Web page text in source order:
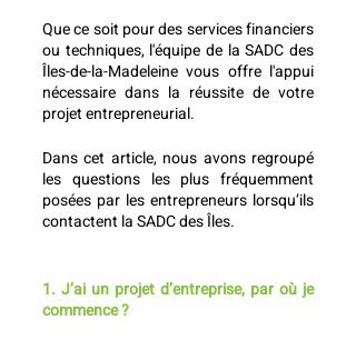
Que ce soit pour des services financiers
ou techniques, l'équipe de la SADC des
Îles-de-la-Madeleine vous offre l'appui
nécessaire dans la réussite de votre
projet entrepreneurial.
Dans cet article, nous avons regroupé
les questions les plus fréquemment
posées par les entrepreneurs lorsqu’ils
contactent la SADC des Îles.
1. J’ai un projet d’entreprise, par où je
commence ?